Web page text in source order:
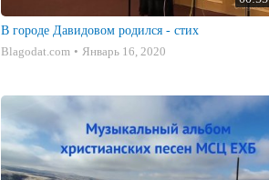
В городе Давидовом родился - стих
Blagodat.com
Январь 16, 2020